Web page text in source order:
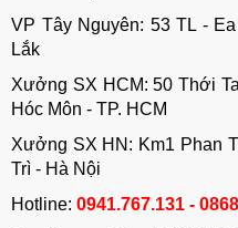
VP Tây Nguyên: 53 TL -
Lắk
Xưởng SX HCM: 50 Thới
Hóc Môn - TP. HCM
Xưởng SX HN: Km1 Phan
Trì - Hà Nội
Hotline: 0941.767.131 -